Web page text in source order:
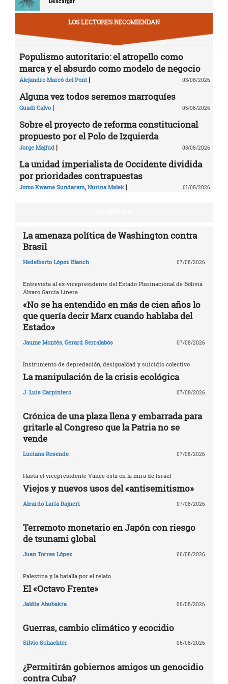
LOS LECTORES RECOMIENDAN
Populismo autoritario: el atropello como
marca y el absurdo como modelo de negocio
Alejandro Marcó del Pont | 03/08/2026
Alguna vez todos seremos marroquíes
Guadi Calvo | 05/08/2026
Sobre el proyecto de reforma constitucional
propuesto por el Polo de Izquierda
Jorge Majfud | 03/08/2026
La unidad imperialista de Occidente dividida
por prioridades contrapuestas
Jomo Kwame Sundaram, Nurina Malek | 01/08/2026
La amenaza política de Washington contra
Brasil
Hedelberto López Blanch 07/08/2026
Entrevista al ex-vicepresidente del Estado Plurinacional de Bolivia
Álvaro García Linera
«No se ha entendido en más de cien años lo
que quería decir Marx cuando hablaba del
Estado»
Jaume Montés, Gerard Serralabós 07/08/2026
Instrumento de depredación, desigualdad y suicidio colectivo
La manipulación de la crisis ecológica
J. Luis Carpintero 07/08/2026
Crónica de una plaza llena y embarrada para
gritarle al Congreso que la Patria no se
vende
Luciana Rosende 07/08/2026
Hasta el vicepresidente Vance está en la mira de Israel
Viejos y nuevos usos del «antisemitismo»
Aleardo Laría Rajneri 07/08/2026
Terremoto monetario en Japón con riesgo
de tsunami global
Juan Torres López 06/08/2026
Palestina y la batalla por el relato
El «Octavo Frente»
Jaldía Abubakra 06/08/2026
Guerras, cambio climático y ecocidio
Silvio Schachter 06/08/2026
¿Permitirán gobiernos amigos un genocidio
contra Cuba?